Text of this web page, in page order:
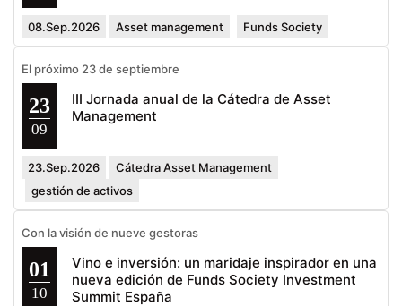
08.Sep.2026 Asset management Funds Society
El próximo 23 de septiembre
23
09
III Jornada anual de la Cátedra de Asset
Management
23.Sep.2026
Cátedra Asset Management
gestión de activos
Con la visión de nueve gestoras
01
10
Vino e inversión: un maridaje inspirador en una
nueva edición de Funds Society Investment
Summit España